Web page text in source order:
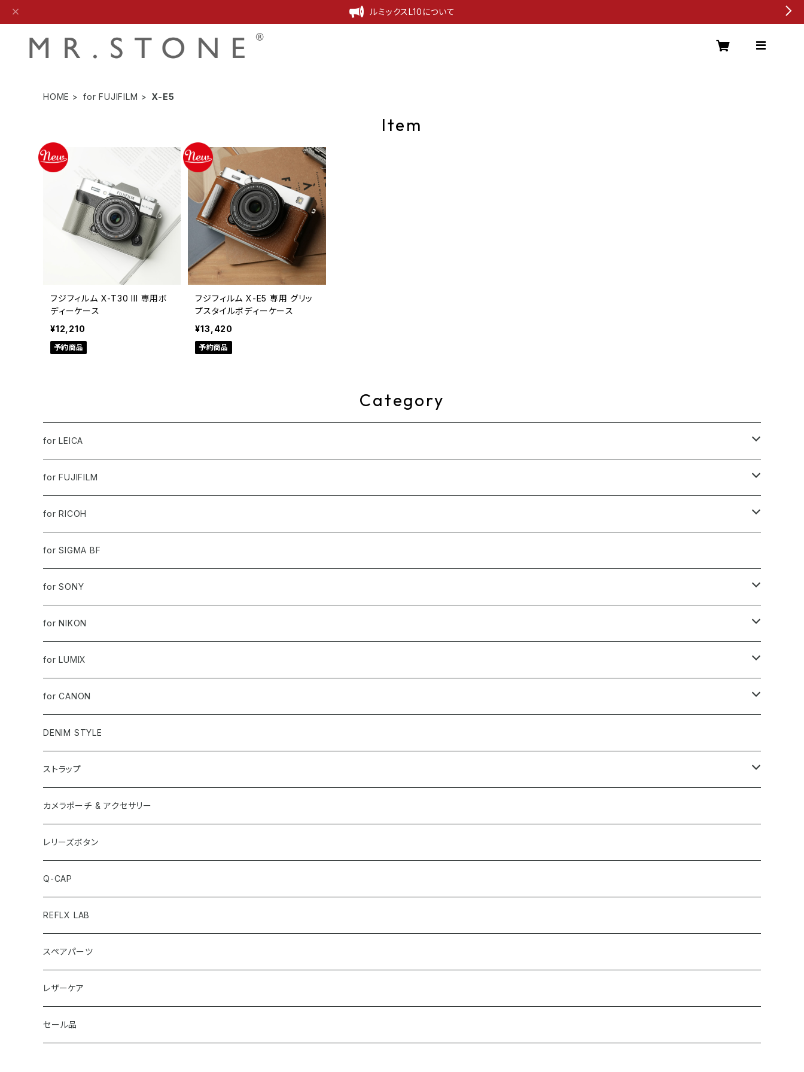
ルミックスL10について
HOME for FUJIFILM X-E5
Item
フジフィルム X-T30 III 専用ボ
ディーケース
¥12,210
予約商品
フジフィルム X-E5 専用 グリッ
プスタイルボディーケース
¥13,420
予約商品
Category
for LEICA
LEICA Q Typ 116
LEICA Q2
LEICA Q3
LEICA Q3 43
LEICA M10
LEICA M11
LEICA D-LUX8
for FUJIFILM
X-E5
X half
GFX100RF
X-M5
X100VI
X-T5
X-100V
X-20S
X-Pro3
X-E4
for RICOH
GR III
GR IV
for SIGMA BF
for SONY
ZV-E1
α7C, α7CII, α7CR
a7IV, a9II
α7 V
for NIKON
Z-fc
Zf
for LUMIX
LUMIX S9
for CANON
PowerShot V1
DENIM STYLE
ストラップ
ショルダー・ストラップ
リスト・ストラップ
カメラポーチ & アクセサリー
レリーズボタン
Q-CAP
REFLX LAB
スペアパーツ
レザーケア
セール品